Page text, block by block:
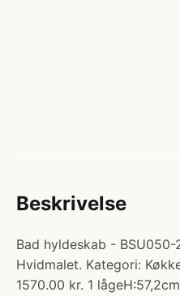
Beskrivelse
Bad hyldeskab -
Hvidmalet. Kategori:
1570.00 kr. 1